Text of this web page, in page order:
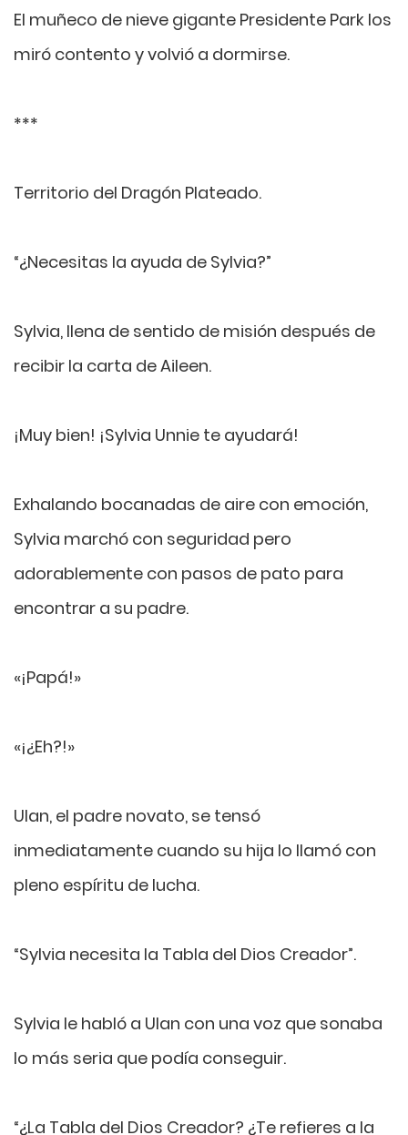
El muñeco de nieve gigante Presidente Park los
miró contento y volvió a dormirse.
***
Territorio del Dragón Plateado.
“¿Necesitas la ayuda de Sylvia?”
Sylvia, llena de sentido de misión después de
recibir la carta de Aileen.
¡Muy bien! ¡Sylvia Unnie te ayudará!
Exhalando bocanadas de aire con emoción,
Sylvia marchó con seguridad pero
adorablemente con pasos de pato para
encontrar a su padre.
«¡Papá!»
«¡¿Eh?!»
Ulan, el padre novato, se tensó
inmediatamente cuando su hija lo llamó con
pleno espíritu de lucha.
“Sylvia necesita la Tabla del Dios Creador”.
Sylvia le habló a Ulan con una voz que sonaba
lo más seria que podía conseguir.
“¿La Tabla del Dios Creador? ¿Te refieres a la